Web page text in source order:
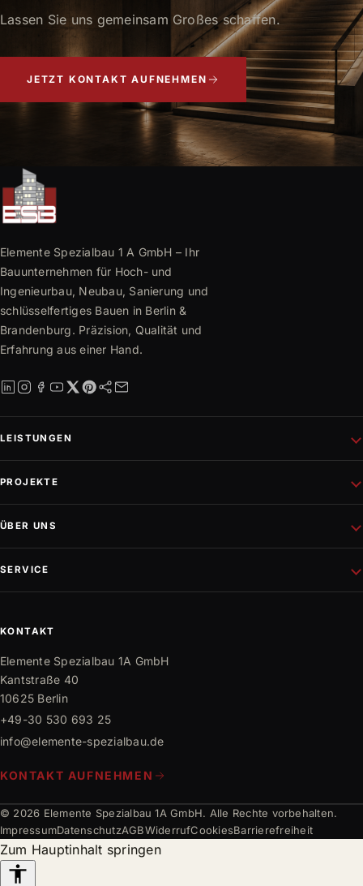
Lassen Sie uns gemeinsam Großes schaffen.
JETZT KONTAKT AUFNEHMEN
Elemente Spezialbau 1 A GmbH – Ihr
Bauunternehmen für Hoch- und
Ingenieurbau, Neubau, Sanierung und
schlüsselfertiges Bauen in Berlin &
Brandenburg. Präzision, Qualität und
Erfahrung aus einer Hand.
LEISTUNGEN
Gewerbebau
PROJEKTE
ÜBER UNS
SERVICE
FAQ
KONTAKT
Elemente Spezialbau 1A GmbH
Kantstraße 40
10625 Berlin
+49-30 530 693 25
info@elemente-spezialbau.de
KONTAKT AUFNEHMEN
© 2026 Elemente Spezialbau 1A GmbH. Alle Rechte vorbehalten.
ImpressumDatenschutzAGBWiderrufCookiesBarrierefreiheit
Zum Hauptinhalt springen